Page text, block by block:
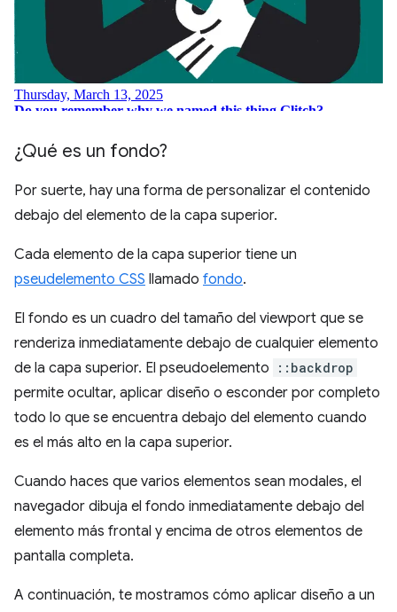
¿Qué es un fondo?
Por suerte, hay una forma de personalizar el contenido
debajo del elemento de la capa superior.
Cada elemento de la capa superior tiene un
pseudelemento CSS llamado fondo.
El fondo es un cuadro del tamaño del viewport que se
renderiza inmediatamente debajo de cualquier elemento
de la capa superior. El pseudoelemento
::backdrop
permite ocultar, aplicar diseño o esconder por completo
todo lo que se encuentra debajo del elemento cuando
es el más alto en la capa superior.
Cuando haces que varios elementos sean modales, el
navegador dibuja el fondo inmediatamente debajo del
elemento más frontal y encima de otros elementos de
pantalla completa.
A continuación, te mostramos cómo aplicar diseño a un